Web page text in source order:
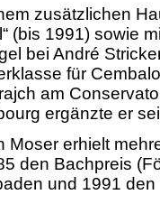
zusätzlichen
(bis 1991) sowie
bei André
für
am
ergänzte er
Moser erhielt
den Bachpreis
und 1991 den